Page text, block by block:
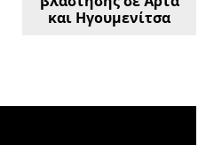
και Ηγουμενίτσα